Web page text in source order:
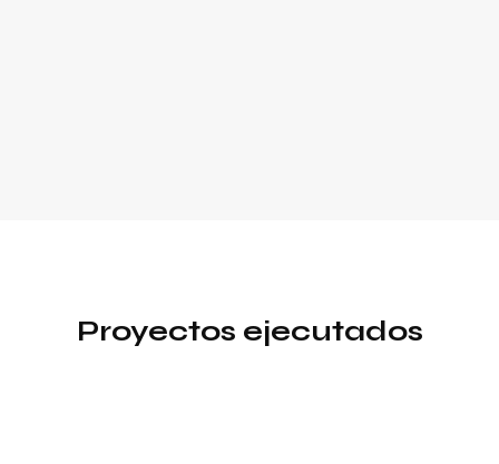
Proyectos ejecutados